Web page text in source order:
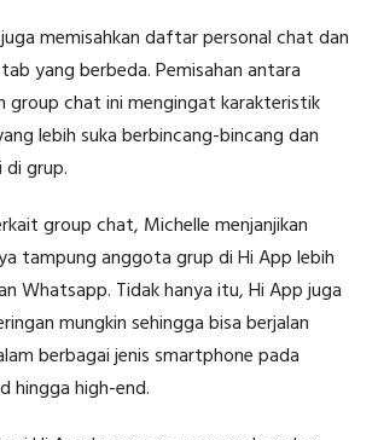
memisahkan daftar personal chat dan
yang berbeda. Pemisahan antara
group chat ini mengingat karakteristik
lebih suka berbincang-bincang dan
grup.
group chat, Michelle menjanjikan
tampung anggota grup di Hi App lebih
Whatsapp. Tidak hanya itu, Hi App juga
mungkin sehingga bisa berjalan
berbagai jenis smartphone pada
hingga high-end.